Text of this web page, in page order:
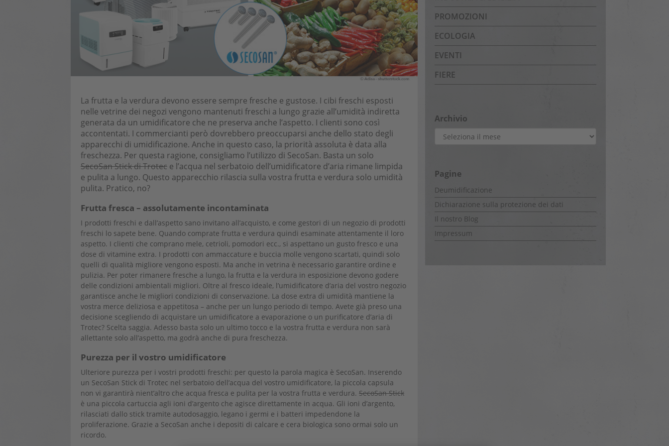
La frutta e la verdura devono essere sempre fresche e gustose. I cibi freschi esposti
nelle vetrine dei negozi vengono mantenuti freschi a lungo grazie all’umidità indiretta
generata da un umidificatore che ne preserva anche l’aspetto. I clienti sono così
accontentati. I commercianti però dovrebbero preoccuparsi anche dello stato degli
apparecchi di umidificazione. Anche in questo caso, la priorità assoluta è data alla
freschezza. Per questa ragione, consigliamo l’utilizzo di SecoSan. Basta un solo
SecoSan Stick di Trotec e l’acqua nel serbatoio dell’umidificatore d’aria rimane limpida
e pulita a lungo. Questo apparecchio rilascia sulla vostra frutta e verdura solo umidità
pulita. Pratico, no?
Frutta fresca – assolutamente incontaminata
I prodotti freschi e dall’aspetto sano invitano all’acquisto, e come gestori di un negozio di prodotti
freschi lo sapete bene. Quando comprate frutta e verdura quindi esaminate attentamente il loro
aspetto. I clienti che comprano mele, cetrioli, pomodori ecc., si aspettano un gusto fresco e una
dose di vitamine extra. I prodotti con ammaccature e buccia molle vengono scartati, quindi solo
quelli di qualità migliore vengono esposti. Ma anche in vetrina è necessario garantire ordine e
pulizia. Per poter rimanere fresche a lungo, la frutta e la verdura in esposizione devono godere
delle condizioni ambientali migliori. Oltre al fresco ideale, l’umidificatore d’aria del vostro negozio
garantisce anche le migliori condizioni di conservazione. La dose extra di umidità mantiene la
vostra merce deliziosa e appetitosa – anche per un lungo periodo di tempo. Avete già preso una
decisione scegliendo di acquistare un umidificatore a evaporazione o un purificatore d’aria di
Trotec? Scelta saggia. Adesso basta solo un ultimo tocco e la vostra frutta e verdura non sarà
allettante solo all’aspetto, ma godrà anche di pura freschezza.
Purezza per il vostro umidificatore
Ulteriore purezza per i vostri prodotti freschi: per questo la parola magica è SecoSan. Inserendo
un SecoSan Stick di Trotec nel serbatoio dell’acqua del vostro umidificatore, la piccola capsula
non vi garantirà nient’altro che acqua fresca e pulita per la vostra frutta e verdura. SecoSan Stick
è una piccola cartuccia agli ioni d’argento che agisce direttamente in acqua. Gli ioni d’argento,
rilasciati dallo stick tramite autodosaggio, legano i germi e i batteri impedendone la
proliferazione. Grazie a SecoSan anche i depositi di calcare e cera biologica sono ormai solo un
ricordo.
PROMOZIONI
ECOLOGIA
EVENTI
FIERE
Archivio
Archivio
Pagine
Deumidificazione
Dichiarazione sulla protezione dei dati
Il nostro Blog
Impressum